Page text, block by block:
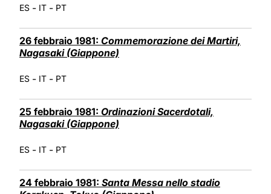
ES - IT - PT
26 febbraio 1981: Commemorazione dei Martiri,
Nagasaki (Giappone)
ES - IT - PT
25 febbraio 1981: Ordinazioni Sacerdotali,
Nagasaki (Giappone)
ES - IT - PT
24 febbraio 1981: Santa Messa nello stadio